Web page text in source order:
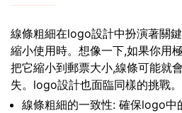
線條粗細在logo設計中扮演著關
縮小使用時。想像一下,如果你用
把它縮小到郵票大小,線條可能就
失。logo設計也面臨同樣的挑戰
線條粗細的一致性: 確保logo中